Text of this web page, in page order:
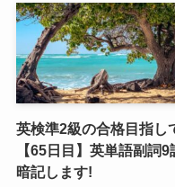
英検準2級の合格目指し
【65日目】英単語副詞9
暗記します!